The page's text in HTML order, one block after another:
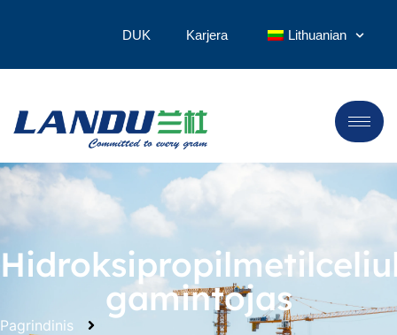
DUK Karjera Lithuanian
gamintojas
Pagrindinis